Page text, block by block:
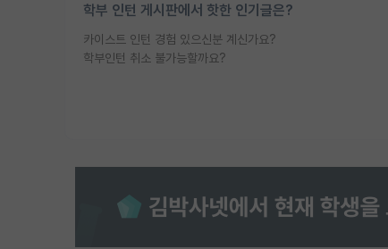
학부 인턴 게시판에서 핫한 인기글은?
카이스트 인턴 경험 있으신분 계신가요?
학부인턴 취소 불가능할까요?